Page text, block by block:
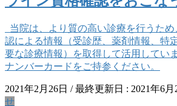
当院は、より質の高い診療を行うた
認による情報（受診歴、薬剤情報、特
要な診療情報）を取得して活用してい
ナンバーカードをご持参ください。
2021年2月26日 / 最終更新日 : 2021年6月
せ